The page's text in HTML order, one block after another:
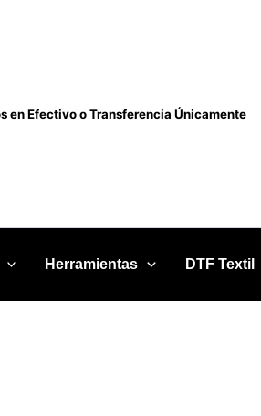
en Efectivo o Transferencia Únicamente
Herramientas DTF Textil